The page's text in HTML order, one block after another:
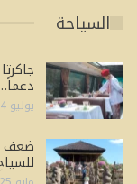
السياحة
يوليو 24, 2026
ضعف